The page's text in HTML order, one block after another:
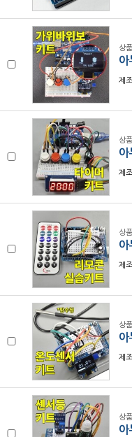
상
제
상
제
상
제
상
제
상